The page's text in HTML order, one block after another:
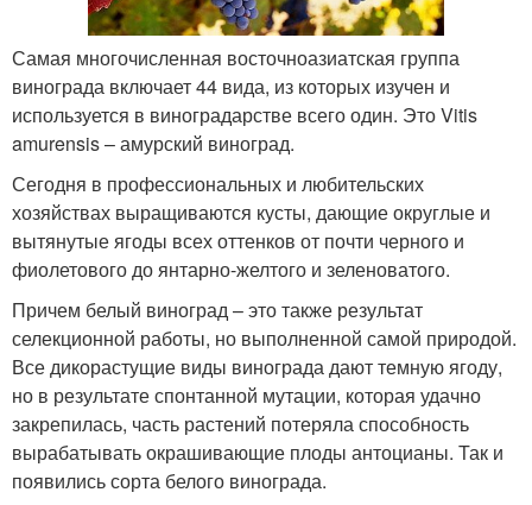
Самая многочисленная восточноазиатская группа
винограда включает 44 вида, из которых изучен и
используется в виноградарстве всего один. Это Vitis
amurensis – амурский виноград.
Сегодня в профессиональных и любительских
хозяйствах выращиваются кусты, дающие округлые и
вытянутые ягоды всех оттенков от почти черного и
фиолетового до янтарно-желтого и зеленоватого.
Причем белый виноград – это также результат
селекционной работы, но выполненной самой природой.
Все дикорастущие виды винограда дают темную ягоду,
но в результате спонтанной мутации, которая удачно
закрепилась, часть растений потеряла способность
вырабатывать окрашивающие плоды антоцианы. Так и
появились сорта белого винограда.